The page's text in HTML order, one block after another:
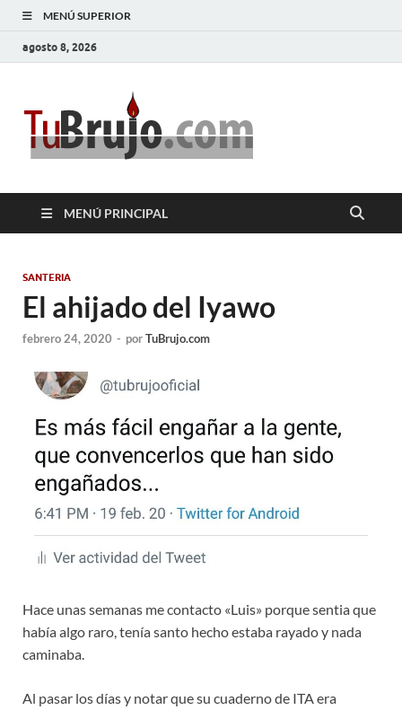
MENÚ SUPERIOR
agosto 8, 2026
MENÚ PRINCIPAL
SANTERIA
El ahijado del Iyawo
febrero 24, 2020 - porTuBrujo.com
Hace unas semanas me contacto «Luis» porque sentia que
había algo raro, tenía santo hecho estaba rayado y nada
caminaba.
Al pasar los días y notar que su cuaderno de ITA era